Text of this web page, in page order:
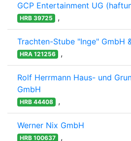
GCP Entertainment UG
HRB 39725 ,
Trachten-Stube "Inge" GmbH
HRA 121256 ,
Rolf Herrmann Haus- und
GmbH
HRB 44408 ,
Werner Nix GmbH
HRB 100637 ,